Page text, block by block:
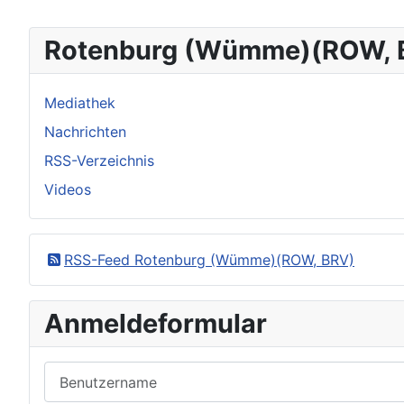
Rotenburg (Wümme)(ROW,
Mediathek
Nachrichten
RSS-Verzeichnis
Videos
RSS-Feed Rotenburg (Wümme)(ROW, BRV)
Anmeldeformular